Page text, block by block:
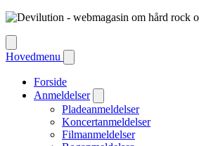
Hovedmenu
Forside
Anmeldelser
Pladeanmeldelser
Koncertanmeldelser
Filmanmeldelser